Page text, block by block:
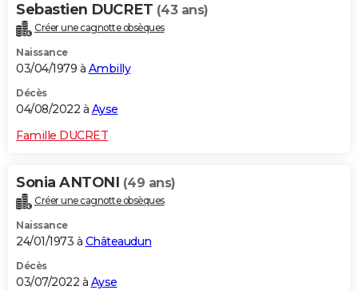
Sebastien DUCRET (43 ans)
Créer une cagnotte obsèques
Naissance
03/04/1979 à Ambilly
Décès
04/08/2022 à Ayse
Famille DUCRET
Sonia ANTONI (49 ans)
Créer une cagnotte obsèques
Naissance
24/01/1973 à Châteaudun
Décès
03/07/2022 à Ayse